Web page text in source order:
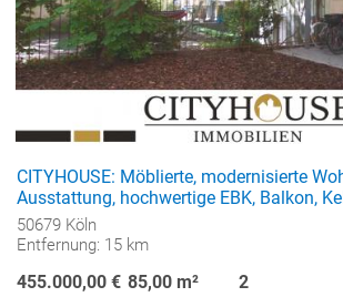
CITYHOUSE: Möblierte, modernisierte
Ausstattung, hochwertige EBK, Balkon,
50679 Köln
Entfernung: 15 km
455.000,00 € 85,00 m² 2